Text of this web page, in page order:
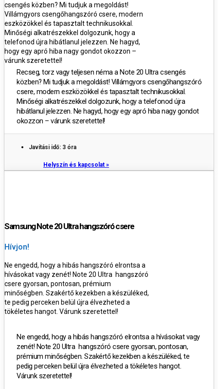
csengés közben? Mi tudjuk a megoldást!
Villámgyors csengőhangszóró csere, modern
eszközökkel és tapasztalt technikusokkal.
Minőségi alkatrészekkel dolgozunk, hogy a
telefonod újra hibátlanul jelezzen. Ne hagyd,
hogy egy apró hiba nagy gondot okozzon –
várunk szeretettel!
Recseg, torz vagy teljesen néma a Note 20 Ultra csengés
közben? Mi tudjuk a megoldást! Villámgyors csengőhangszóró
csere, modern eszközökkel és tapasztalt technikusokkal.
Minőségi alkatrészekkel dolgozunk, hogy a telefonod újra
hibátlanul jelezzen. Ne hagyd, hogy egy apró hiba nagy gondot
okozzon – várunk szeretettel!
Javítási idő: 3 óra
Helyszín és kapcsolat »
Samsung Note 20 Ultra hangszóró csere
Hívjon!
Ne engedd, hogy a hibás hangszóró elrontsa a
hívásokat vagy zenét! Note 20 Ultra hangszóró
csere gyorsan, pontosan, prémium
minőségben. Szakértő kezekben a készüléked,
te pedig perceken belül újra élvezheted a
tökéletes hangot. Várunk szeretettel!
Ne engedd, hogy a hibás hangszóró elrontsa a hívásokat vagy
zenét! Note 20 Ultra hangszóró csere gyorsan, pontosan,
prémium minőségben. Szakértő kezekben a készüléked, te
pedig perceken belül újra élvezheted a tökéletes hangot.
Várunk szeretettel!